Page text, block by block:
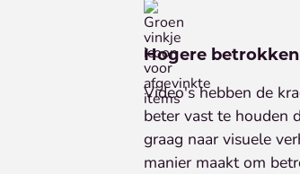
Hogere
Video's hebben de
beter vast te houden
graag naar visuele
manier maakt om